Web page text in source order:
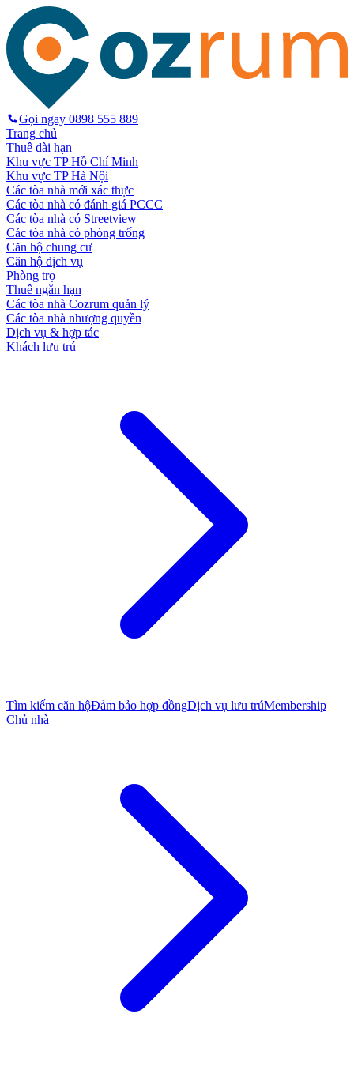
Gọi ngay 0898 555 889
Trang chủ
Thuê dài hạn
Khu vực TP Hồ Chí Minh
Khu vực TP Hà Nội
Các tòa nhà mới xác thực
Các tòa nhà có đánh giá PCCC
Các tòa nhà có Streetview
Các tòa nhà có phòng trống
Căn hộ chung cư
Căn hộ dịch vụ
Phòng trọ
Thuê ngắn hạn
Các tòa nhà Cozrum quản lý
Các tòa nhà nhượng quyền
Dịch vụ & hợp tác
Khách lưu trú
Tìm kiếm căn hộĐảm bảo hợp đồngDịch vụ lưu trúMembership
Chủ nhà